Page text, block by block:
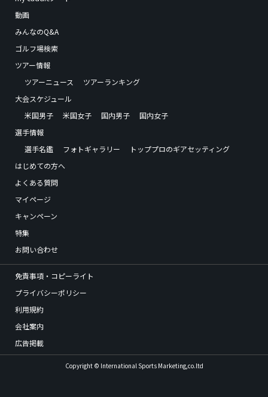
動画
みんなのQ&A
ゴルフ場検索
ツアー情報
ツアーニュース
ツアーランキング
大会スケジュール
米国男子
米国女子 国内男子
国内女子
選手情報
選手名鑑
フォトギャラリー
トッププロのギアセッティング
はじめての方へ
よくある質問
マイページ
キャンペーン
特集
お問い合わせ
免責事項・コピーライト
プライバシーポリシー
利用規約
会社案内
広告掲載
Copyright © International Sports Marketing,co.ltd